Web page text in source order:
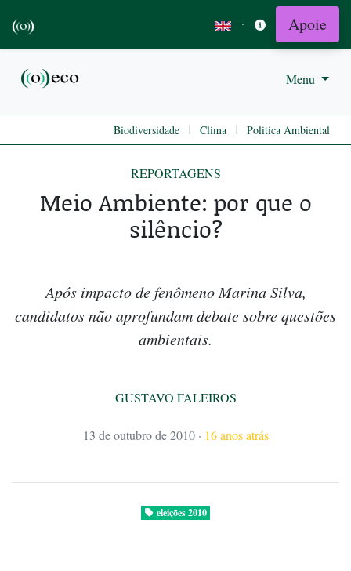
· Apoie
Menu
Biodiversidade | Clima | Politica Ambiental
REPORTAGENS
Meio Ambiente: por que o
silêncio?
Após impacto de fenômeno Marina Silva,
candidatos não aprofundam debate sobre questões
ambientais.
GUSTAVO FALEIROS
13 de outubro de 2010 · 16 anos atrás
eleições 2010